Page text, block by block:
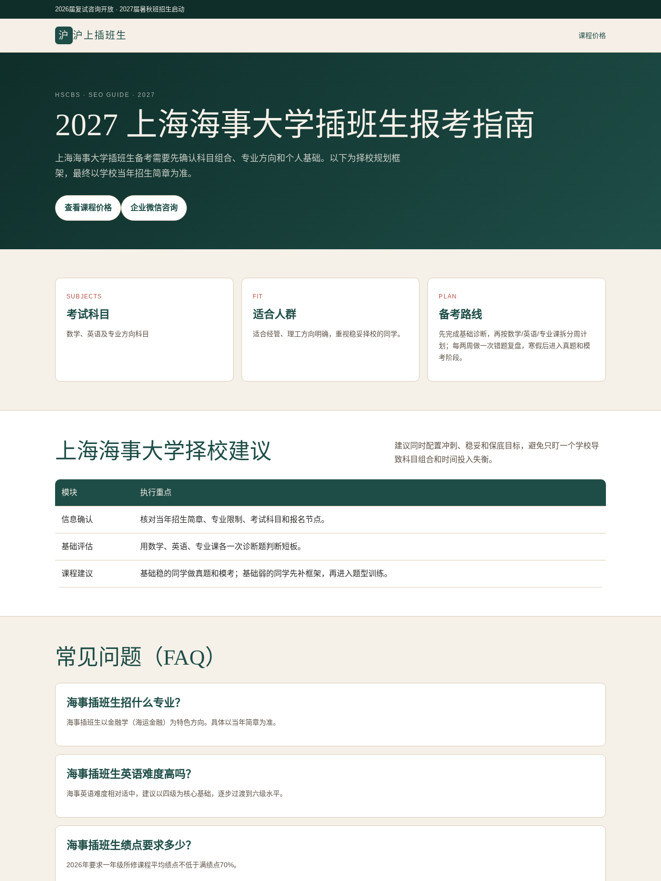
2026届复试咨询开放 · 2027届暑秋班招生启动
沪 沪上插班生 课程价格
HSCBS · SEO GUIDE · 2027
2027 上海海事大学插班生报考指南
上海海事大学插班生备考需要先确认科目组合、专业方向和个人基础。以下为择校规划框
架，最终以学校当年招生简章为准。
查看课程价格 企业微信咨询
SUBJECTS
考试科目
数学、英语及专业方向科目
FIT
适合人群
适合经管、理工方向明确，重视稳妥择校的同学。
PLAN
备考路线
先完成基础诊断，再按数学/英语/专业课拆分周计
划；每两周做一次错题复盘，寒假后进入真题和模
考阶段。
上海海事大学择校建议
建议同时配置冲刺、稳妥和保底目标，避免只盯一个学校导
致科目组合和时间投入失衡。
模块 执行重点
信息确认 核对当年招生简章、专业限制、考试科目和报名节点。
基础评估 用数学、英语、专业课各一次诊断题判断短板。
课程建议 基础稳的同学做真题和模考；基础弱的同学先补框架，再进入题型训练。
常见问题（FAQ）
海事插班生招什么专业？
海事插班生以金融学（海运金融）为特色方向。具体以当年简章为准。
海事插班生英语难度高吗？
海事英语难度相对适中，建议以四级为核心基础，逐步过渡到六级水平。
海事插班生绩点要求多少？
2026年要求一年级所修课程平均绩点不低于满绩点70%。